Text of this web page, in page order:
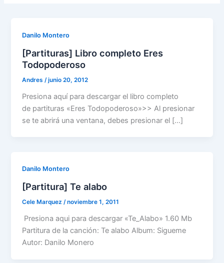
Danilo Montero
[Partituras] Libro completo Eres
Todopoderoso
Andres /junio 20, 2012
Presiona aquí para descargar el libro completo
de partituras «Eres Todopoderoso»>> Al presionar
se te abrirá una ventana, debes presionar el […]
Danilo Montero
[Partitura] Te alabo
Cele Marquez/noviembre 1, 2011
Presiona aqui para descargar «Te_Alabo» 1.60 Mb
Partitura de la canción: Te alabo Album: Sigueme
Autor: Danilo Monero